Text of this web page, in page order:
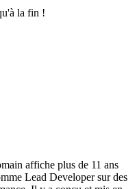
la fin !
affiche plus de 11 ans
Lead Developer sur des